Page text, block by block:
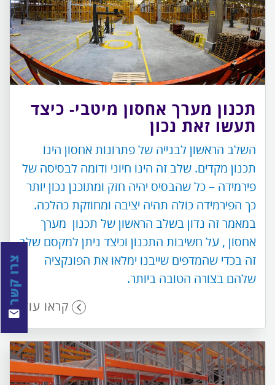
צרו קשר
תכנון מערך אחסון מיטבי- כיצד
תעשו זאת נכון
השלב הראשון לבנייה של פתרונות אחסון הינו
תכנון מקדים. שלב זה הינו חיוני ודומה לבסיסה של
פירמידה – כל שהבסיס יהיה חזק ומתוכנן נכון יותר
כך הפירמידה כולה תהיה יציבה ומחוזקת כהלכה.
במאמר זה נדון בשלב הראשון של תכנון מערך
אחסון , על חשיבות התכנון וכיצד ניתן למקסם שלב
זה בכדי שהמדפים שייבנו ימלאו את הפונקציה
שלהם בצורה הטובה ביותר.
קראו עוד